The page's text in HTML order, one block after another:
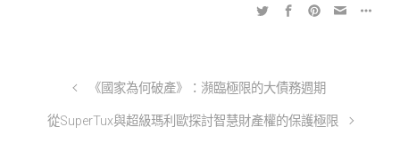
《國家為何破產》：瀕臨極限的大債務週期
從SuperTux與超級瑪利歐探討智慧財產權的保護極限